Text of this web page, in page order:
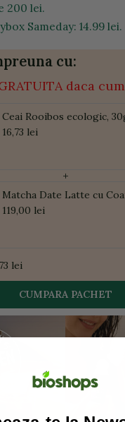
200 lei.
Sameday: 14.99 lei.
cu:
daca
Ceai Rooibos ecologic,
16,73 lei
+
Matcha Date Latte cu
Pudră de Curmale și
119,00 lei
lei
CUMPARA PACHET